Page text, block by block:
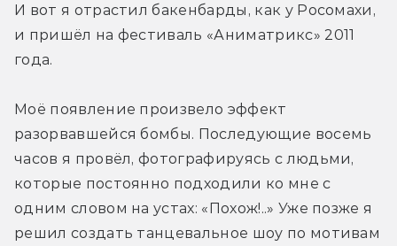
И вот я отрастил бакенбарды, как у Росомахи,
и пришёл на фестиваль «Аниматрикс» 2011
года.
Моё появление произвело эффект
разорвавшейся бомбы. Последующие восемь
часов я провёл, фотографируясь с людьми,
которые постоянно подходили ко мне с
одним словом на устах: «Похож!..» Уже позже я
решил создать танцевальное шоу по мотивам